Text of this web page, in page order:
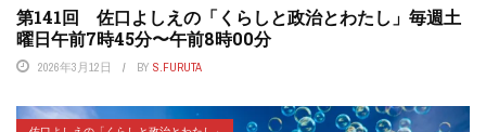
第141回 佐口よしえの「くらしと政治とわたし」毎週土
曜日午前7時45分〜午前8時00分
2026年3月12日 BY S.FURUTA